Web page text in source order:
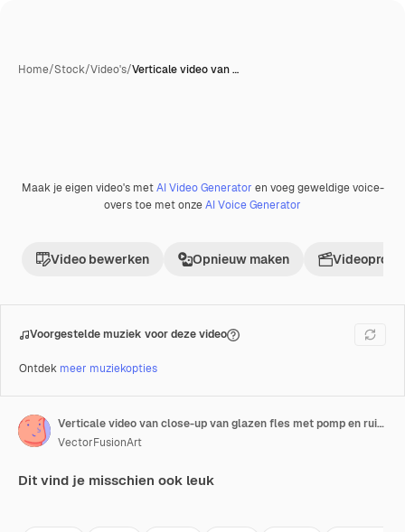
Home/Stock/Video's/Verticale video van …
PremiumMet AI gegenereerd
Maak je eigen video's metAI Video Generator en voeg geweldige voice-
overs toe met onzeAI Voice Generator
Video bewerken Opnieuw maken
Voorgestelde muziek voor deze video
Ontdek meer muziekopties
Verticale video van close-up van glazen fles met pomp en ruimte voor tekst op beige achtergrond
VectorFusionArt
Dit vind je misschien ook leuk